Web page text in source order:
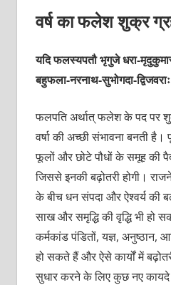
वर्ष का फलेश शुक्र
यदि फलस्यपतौ भृगुजे धरा-
बहुफला-नरनाथ-सुभोगदा-
फलपति अर्थात् फलेश के पद पर
वर्षा की अच्छी संभावना बनती
फूलों और छोटे पौधों के समूह की
जिससे इनकी बढ़ोतरी होगी।
के बीच धन संपदा और ऐश्वर्य की
साख और समृद्धि की वृद्धि भी हो
कर्मकांड पंडितों, यज्ञ, अनुष्ठान,
हो सकते हैं और ऐसे कार्यों में
सुधार करने के लिए कुछ नए